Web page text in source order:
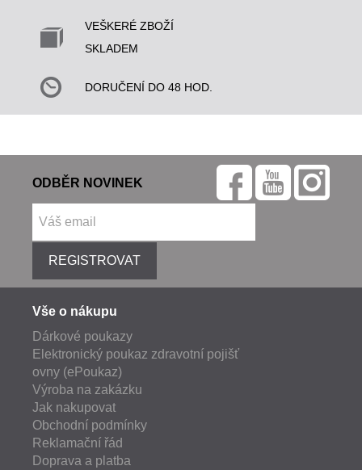
VEŠKERÉ ZBOŽÍ
SKLADEM
DORUČENÍ DO 48 HOD.
ODBĚR NOVINEK
REGISTROVAT
Vše o nákupu
Dárkové poukazy
Elektronický poukaz zdravotní pojišť
ovny (ePoukaz)
Výroba na zakázku
Jak nakupovat
Obchodní podmínky
Reklamační řád
Doprava a platba